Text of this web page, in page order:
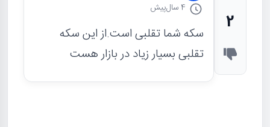
2
4 سال پیش
سکه شما تقلبی است.از این سکه
تقلبی بسیار زیاد در بازار هست